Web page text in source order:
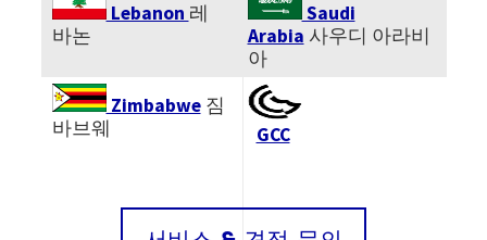
Lebanon 레
바논
Saudi
Arabia 사우디 아라비
아
Zimbabwe 짐
바브웨
Image
GCC